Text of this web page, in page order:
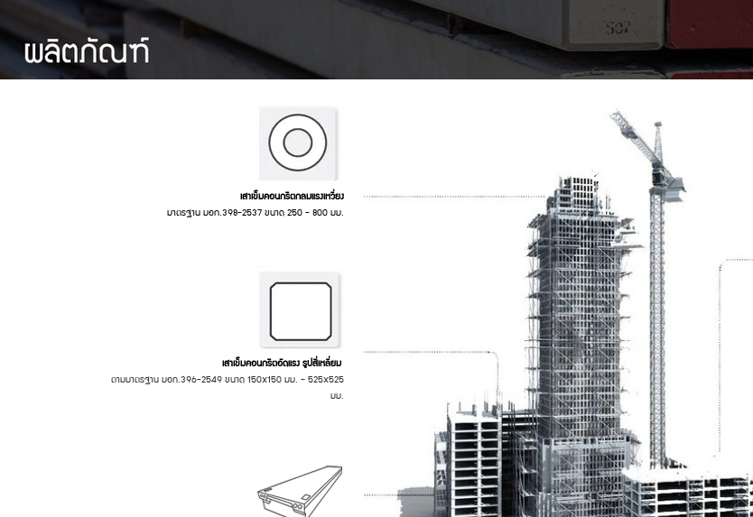
เสาเข็มคอนกรีตกลมแรงเหวี่ยง
มาตรฐาน มอก.398-2537 ขนาด 250 - 800 มม.
เสาเข็มคอนกรีตอัดแรง รูปสี่เหลี่ยม
ตามมาตรฐาน มอก.396-2549 ขนาด 150x150 มม. – 525x525
มม.